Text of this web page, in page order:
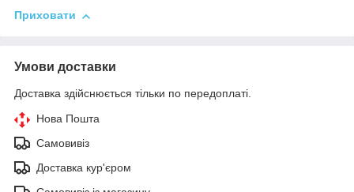
Приховати
Умови доставки
Доставка здійснюється тільки по передоплаті.
Нова Пошта
Самовивіз
Доставка кур'єром